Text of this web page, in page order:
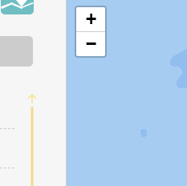
開啟地圖
+
−